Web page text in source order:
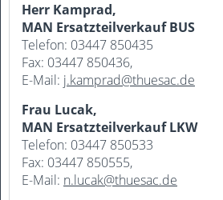
Herr Kamprad,
MAN Ersatzteilverkauf BUS
Telefon: 03447 850435
Fax: 03447 850436,
E-Mail: j.kamprad@thuesac.de
Frau Lucak,
MAN Ersatzteilverkauf LKW
Telefon: 03447 850533
Fax: 03447 850555,
E-Mail: n.lucak@thuesac.de